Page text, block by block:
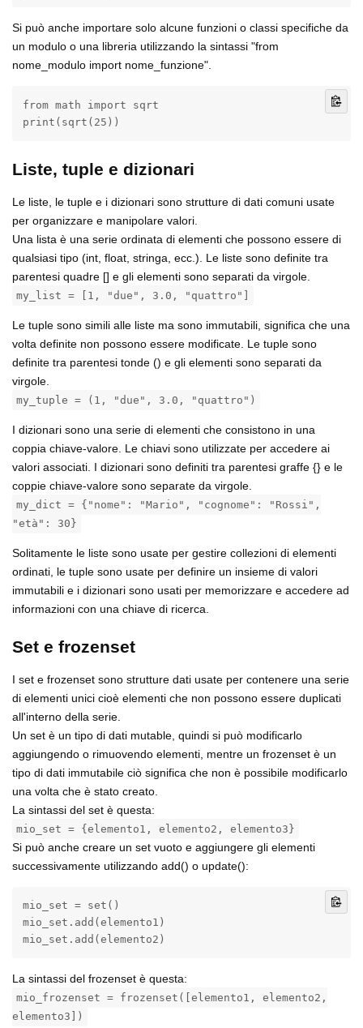
Si può anche importare solo alcune funzioni o classi specifiche da
un modulo o una libreria utilizzando la sintassi "from
nome_modulo import nome_funzione".
from math import sqrt
print(sqrt(25))
Liste, tuple e dizionari
Le liste, le tuple e i dizionari sono strutture di dati comuni usate
per organizzare e manipolare valori.
Una lista è una serie ordinata di elementi che possono essere di
qualsiasi tipo (int, float, stringa, ecc.). Le liste sono definite tra
parentesi quadre [] e gli elementi sono separati da virgole.
my_list = [1, "due", 3.0, "quattro"]
Le tuple sono simili alle liste ma sono immutabili, significa che una
volta definite non possono essere modificate. Le tuple sono
definite tra parentesi tonde () e gli elementi sono separati da
virgole.
my_tuple = (1, "due", 3.0, "quattro")
I dizionari sono una serie di elementi che consistono in una
coppia chiave-valore. Le chiavi sono utilizzate per accedere ai
valori associati. I dizionari sono definiti tra parentesi graffe {} e le
coppie chiave-valore sono separate da virgole.
my_dict = {"nome": "Mario", "cognome": "Rossi",
"età": 30}
Solitamente le liste sono usate per gestire collezioni di elementi
ordinati, le tuple sono usate per definire un insieme di valori
immutabili e i dizionari sono usati per memorizzare e accedere ad
informazioni con una chiave di ricerca.
Set e frozenset
I set e frozenset sono strutture dati usate per contenere una serie
di elementi unici cioè elementi che non possono essere duplicati
all'interno della serie.
Un set è un tipo di dati mutable, quindi si può modificarlo
aggiungendo o rimuovendo elementi, mentre un frozenset è un
tipo di dati immutabile ciò significa che non è possibile modificarlo
una volta che è stato creato.
La sintassi del set è questa:
mio_set = {elemento1, elemento2, elemento3}
Si può anche creare un set vuoto e aggiungere gli elementi
successivamente utilizzando add() o update():
mio_set = set()
mio_set.add(elemento1)
mio_set.add(elemento2)
La sintassi del frozenset è questa:
mio_frozenset = frozenset([elemento1, elemento2,
elemento3])